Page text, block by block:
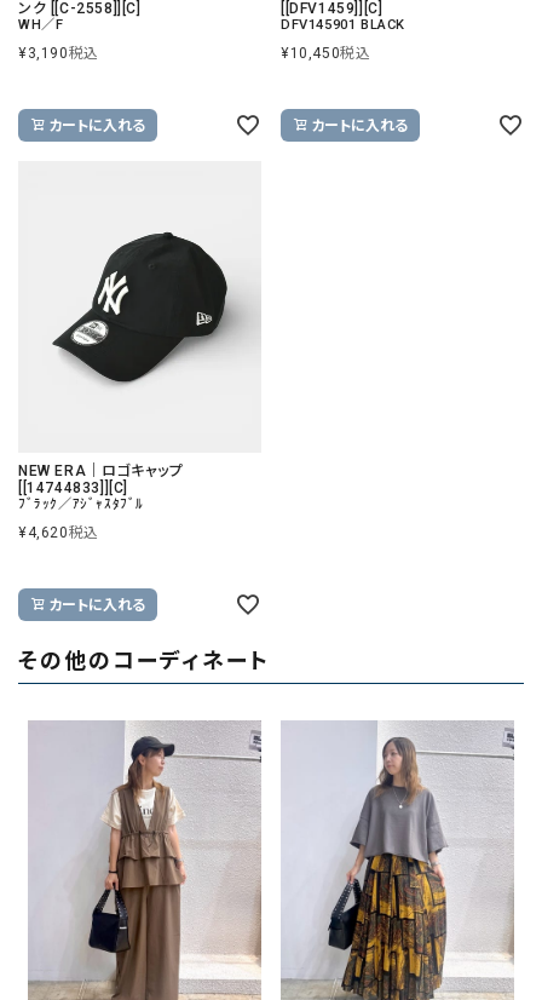
ンク [[C-2558]][C]
WH／F
¥3,190税込
カートに入れる
[[DFV1459]][C]
DFV145901 BLACK
¥10,450税込
カートに入れる
NEW ERA｜ロゴキャップ
[[14744833]][C]
ﾌﾞﾗｯｸ／ｱｼﾞｬｽﾀﾌﾞﾙ
¥4,620税込
カートに入れる
その他のコーディネート